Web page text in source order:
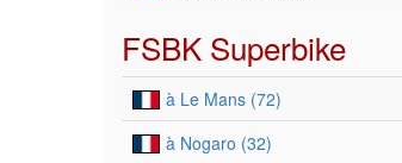
FSBK Superbike
à Le Mans (72)
à Nogaro (32)